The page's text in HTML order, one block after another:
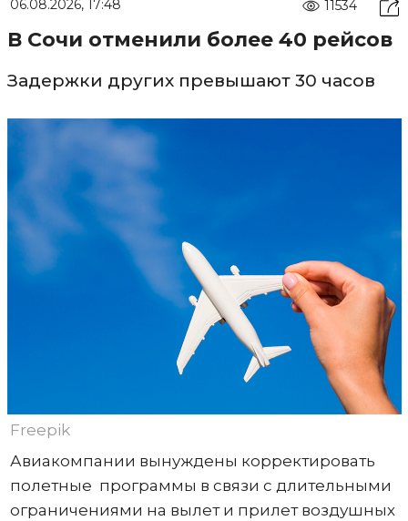
06.08.2026, 17:48 11534
В Сочи отменили более 40 рейсов
Задержки других превышают 30 часов
Freepik
Авиакомпании вынуждены корректировать
полетные программы в связи с длительными
ограничениями на вылет и прилет воздушных